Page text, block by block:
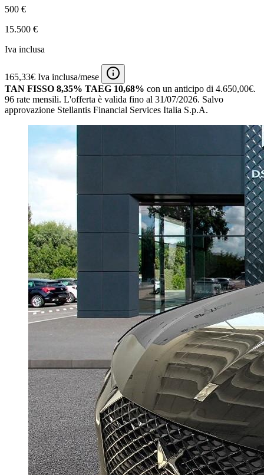
500 €
15.500 €
Iva inclusa
165,33€ Iva inclusa/mese
TAN FISSO 8,35% TAEG 10,68% con un anticipo di 4.650,00€.
96 rate mensili. L'offerta è valida fino al 31/07/2026. Salvo
approvazione Stellantis Financial Services Italia S.p.A.